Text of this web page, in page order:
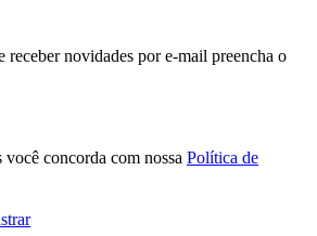
receber novidades por e-mail preencha o
concorda com nossa Política de